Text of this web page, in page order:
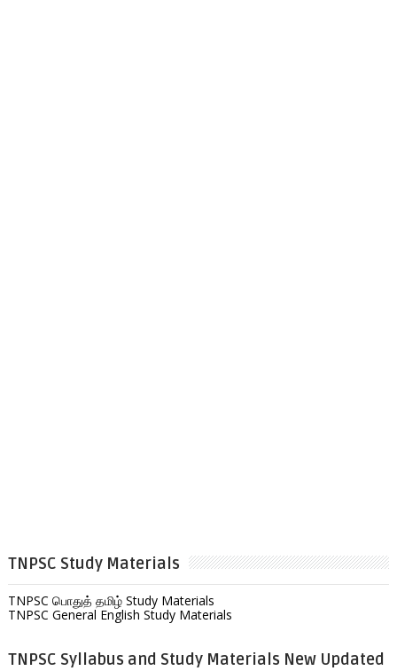
TNPSC Study Materials
TNPSC பொதுத் தமிழ் Study Materials
TNPSC General English Study Materials
TNPSC Syllabus and Study Materials New Updated